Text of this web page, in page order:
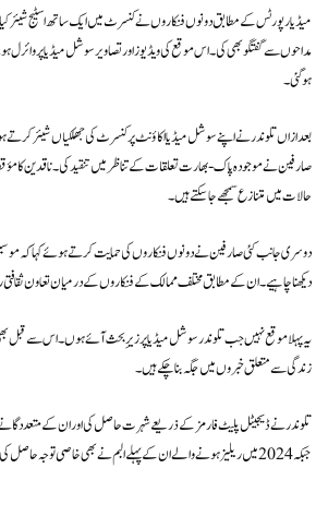
میڈیا رپورٹس کے مطابق دونوں فنکاروں نے کنسرٹ میں ایک ساتھ اسٹیج شیئر کیا،
مداحوں سے گفتگو بھی کی۔ اس موقع کی ویڈیوز اور تصاویر سوشل میڈیا پر
ہوگئی۔
بعد ازاں تلوندر نے اپنے سوشل میڈیا اکاؤنٹ پر کنسرٹ کی جھلکیاں شیئر کرتے
صارفین نے موجودہ پاک-بھارت تعلقات کے تناظر میں تنقید کی۔ ناقدین کا
حالات میں متنازع سمجھے جا سکتے ہیں۔
دوسری جانب کئی صارفین نے دونوں فنکاروں کی حمایت کرتے ہوئے کہا کہ
دیکھنا چاہیے۔ ان کے مطابق مختلف ممالک کے فنکاروں کے درمیان تعاون ثقافتی
یہ پہلا موقع نہیں جب تلوندر سوشل میڈیا پر زیرِ بحث آئے ہوں۔ اس سے قبل بھی
زندگی سے متعلق خبروں میں جگہ بنا چکے ہیں۔
تلوندر نے ڈیجیٹل پلیٹ فارمز کے ذریعے شہرت حاصل کی اور ان کے متعدد
جبکہ 2024 میں ریلیز ہونے والے ان کے پہلے البم نے بھی خاصی توجہ حاصل کی۔